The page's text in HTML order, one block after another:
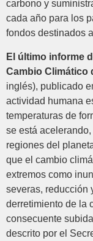
carbono y
cada año para los
fondos destinados
El último informe
Cambio Climático
inglés), publicado
actividad humana
temperaturas de
se está
regiones del
que el cambio
extremos como
severas, reducción
derretimiento de la
consecuente
descrito por el